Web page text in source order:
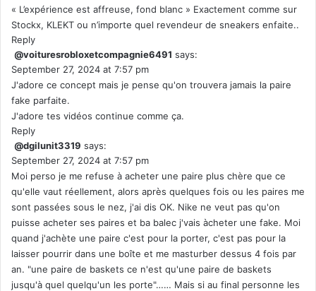
« L’expérience est affreuse, fond blanc » Exactement comme sur
Stockx, KLEKT ou n’importe quel revendeur de sneakers enfaite..
Reply
@voituresrobloxetcompagnie6491 says:
September 27, 2024 at 7:57 pm
J'adore ce concept mais je pense qu'on trouvera jamais la paire
fake parfaite.
J'adore tes vidéos continue comme ça.
Reply
@dgilunit3319 says:
September 27, 2024 at 7:57 pm
Moi perso je me refuse à acheter une paire plus chère que ce
qu'elle vaut réellement, alors après quelques fois ou les paires me
sont passées sous le nez, j'ai dis OK. Nike ne veut pas qu'on
puisse acheter ses paires et ba balec j'vais àcheter une fake. Moi
quand j'achète une paire c'est pour la porter, c'est pas pour la
laisser pourrir dans une boîte et me masturber dessus 4 fois par
an. "une paire de baskets ce n'est qu'une paire de baskets
jusqu'à quel quelqu'un les porte"…… Mais si au final personne les